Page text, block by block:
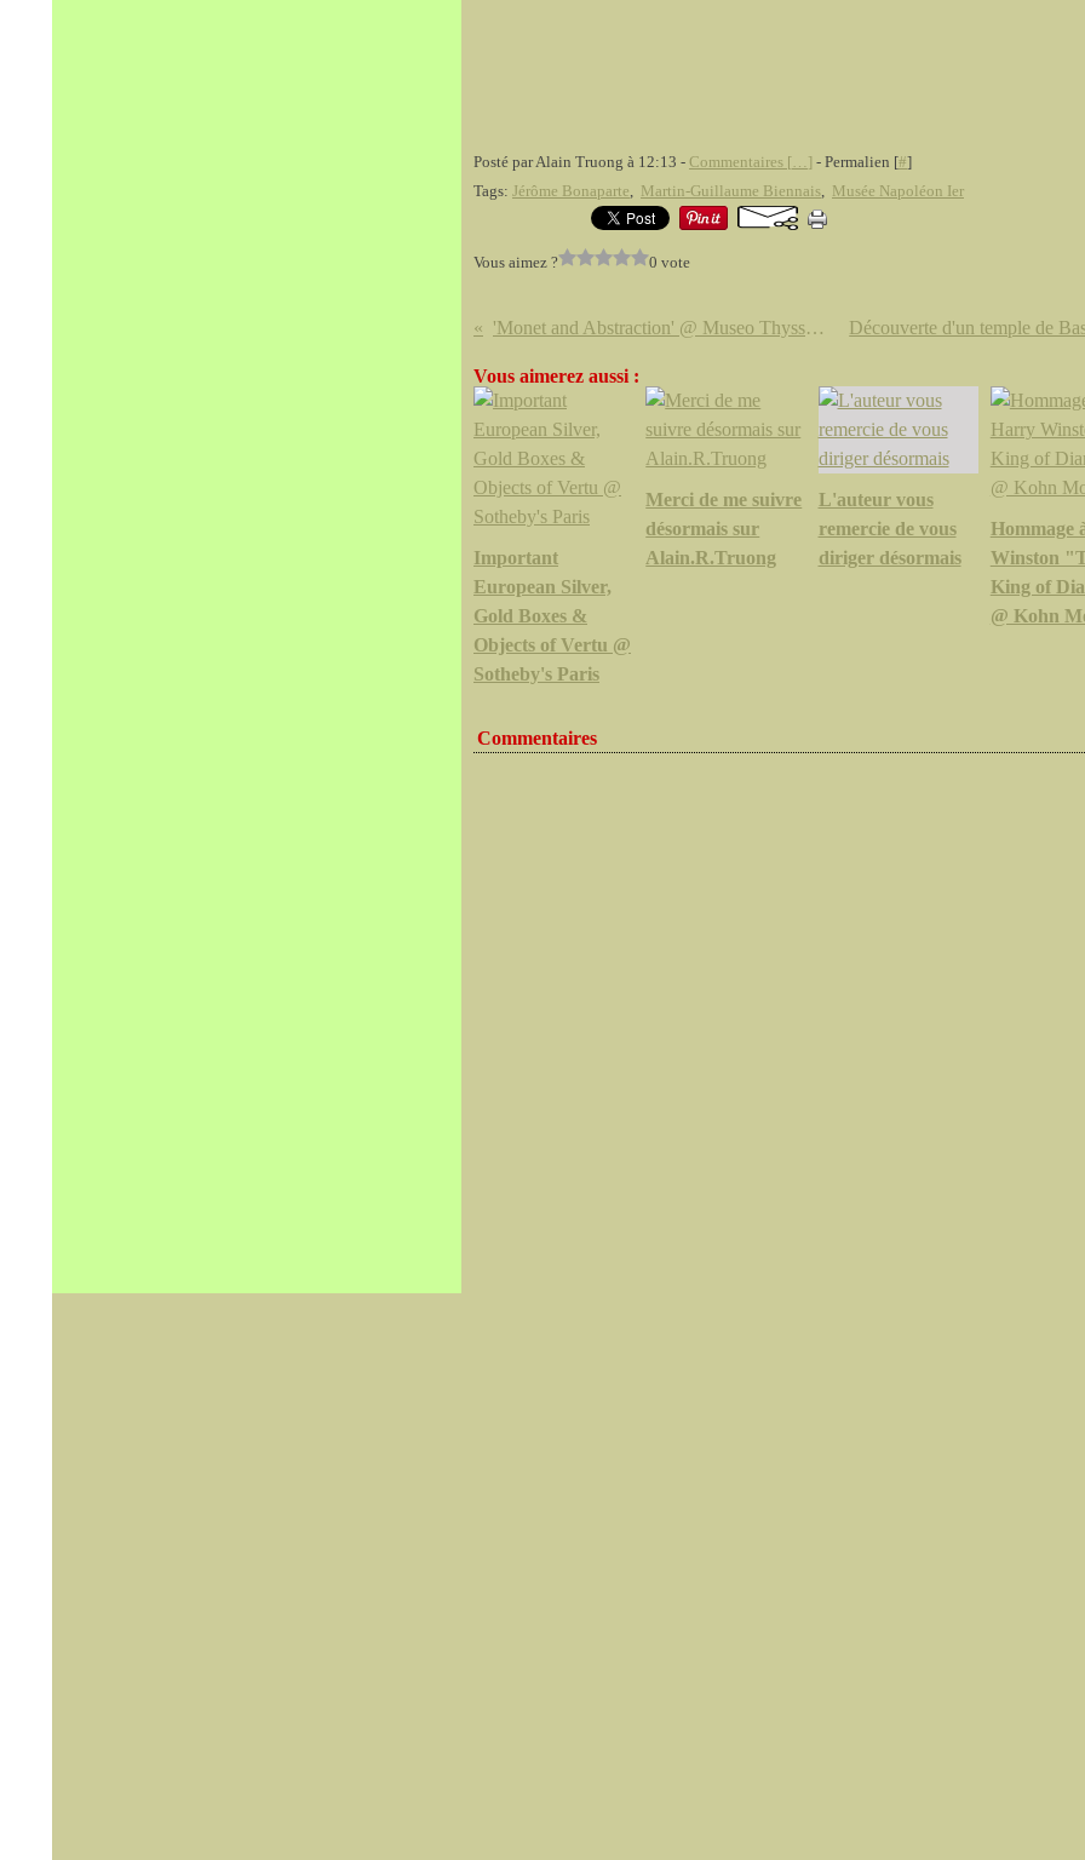
Posté par Alain Truong à 12:13 - Commentaires [… ] - Permalien [#]
Tags: Jérôme Bonaparte, Martin-Guillaume Biennais, Musée Napoléon Ier
Vous aimez ? 0 vote
'Monet and Abstraction' @ Museo Thyssen-Bornemisza
Vous aimerez aussi :
Important
European Silver,
Gold Boxes &
Objects of Vertu @
Sotheby's Paris
Merci de me suivre
désormais sur
Alain.R.Truong
L'auteur vous
remercie de vous
diriger désormais
Hommage
Winston
King of
@ Kohn
Commentaires